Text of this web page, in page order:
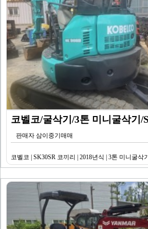
판매자 삼이중기매매
코벨코 | SK30SR 코끼리 | 2018년식 | 3톤 미니굴삭기